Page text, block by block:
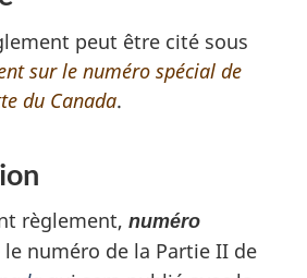
peut être cité sous
sur le numéro spécial de
du Canada.
règlement, numéro
numéro de la Partie II de